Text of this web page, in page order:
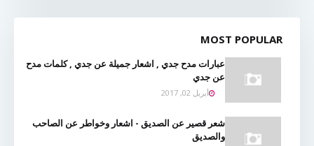
MOST POPULAR
عبارات مدح جدي , اشعار جميلة عن جدي , كلمات مدح
عن جدي
أبريل 02, 2017
شعر قصير عن الصديق - اشعار وخواطر عن الصاحب
والصديق